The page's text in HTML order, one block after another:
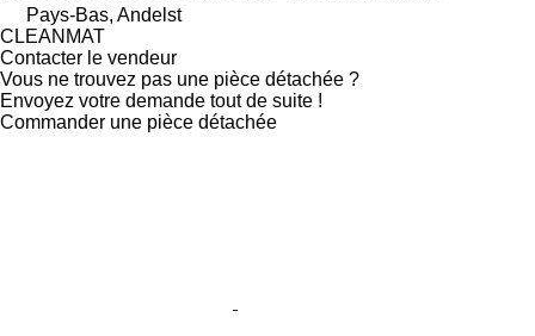
Pays-Bas, Andelst
CLEANMAT
Contacter le vendeur
Vous ne trouvez pas une pièce détachée ?
Envoyez votre demande tout de suite !
Commander une pièce détachée